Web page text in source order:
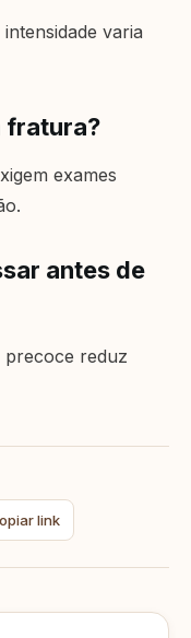
varia
fratura?
exames
antes de
precoce reduz
link